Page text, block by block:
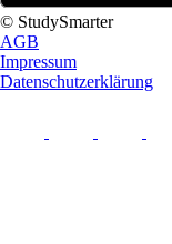
© StudySmarter
AGB
Impressum
Datenschutzerklärung